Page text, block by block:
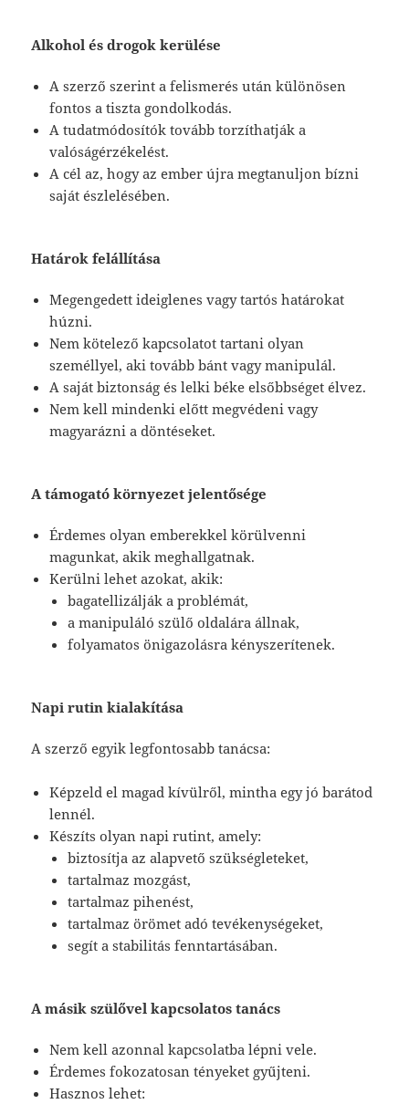
Alkohol és drogok kerülése
A szerző szerint a felismerés után különösen
fontos a tiszta gondolkodás.
A tudatmódosítók tovább torzíthatják a
valóságérzékelést.
A cél az, hogy az ember újra megtanuljon bízni
saját észlelésében.
Határok felállítása
Megengedett ideiglenes vagy tartós határokat
húzni.
Nem kötelező kapcsolatot tartani olyan
személlyel, aki tovább bánt vagy manipulál.
A saját biztonság és lelki béke elsőbbséget élvez.
Nem kell mindenki előtt megvédeni vagy
magyarázni a döntéseket.
A támogató környezet jelentősége
Érdemes olyan emberekkel körülvenni
magunkat, akik meghallgatnak.
Kerülni lehet azokat, akik:
bagatellizálják a problémát,
a manipuláló szülő oldalára állnak,
folyamatos önigazolásra kényszerítenek.
Napi rutin kialakítása
A szerző egyik legfontosabb tanácsa:
Képzeld el magad kívülről, mintha egy jó barátod
lennél.
Készíts olyan napi rutint, amely:
biztosítja az alapvető szükségleteket,
tartalmaz mozgást,
tartalmaz pihenést,
tartalmaz örömet adó tevékenységeket,
segít a stabilitás fenntartásában.
A másik szülővel kapcsolatos tanács
Nem kell azonnal kapcsolatba lépni vele.
Érdemes fokozatosan tényeket gyűjteni.
Hasznos lehet: